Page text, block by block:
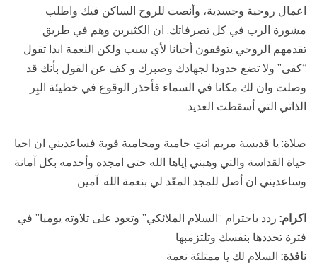
اعمال روحية وجسدية، وأنصت للروح الساكن فيك واطلب
مشورة الرب في كل تصرفاتك. ان الكثيرين وهم في طريق
تقدمهم الروحي يتوقفون أحيانا لأي سبب ولكن النعمة ابدا تقول
“كفى” ولا تضع حدودا لجهادك وصبرك و كف عن القول بأنك قد
وصلت وان لك مكانا في السماء فأحذر الوقوع في خطيئة البِر
الذاتي التي أسقطت العديد.
صلاة: يا قديسة مريم انتِ حامية ومحامية قوية فساعديني ان احيا
حياة القداسة والتي وهبني إياها الله حتى امجده وأخدمه بكل آمانة
وساعديني ان أصل للمجد المعّد لي بنعمة الله. آمين.
اكرام: ردد باحترام “السلام الملائكي” وتعود على تلاوته يوميا” في
فترة تحددها بنفسك وتلتزمبها
نافذة: السلام لك يا ممتلئة نعمة